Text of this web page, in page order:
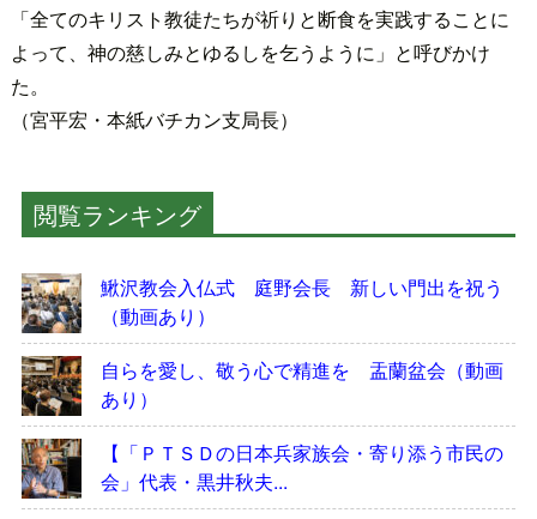
「全てのキリスト教徒たちが祈りと断食を実践することに
よって、神の慈しみとゆるしを乞うように」と呼びかけ
た。
（宮平宏・本紙バチカン支局長）
閲覧ランキング
鰍沢教会入仏式 庭野会長 新しい門出を祝う
（動画あり）
自らを愛し、敬う心で精進を 盂蘭盆会（動画
あり）
【「ＰＴＳＤの日本兵家族会・寄り添う市民の
会」代表・黒井秋夫...